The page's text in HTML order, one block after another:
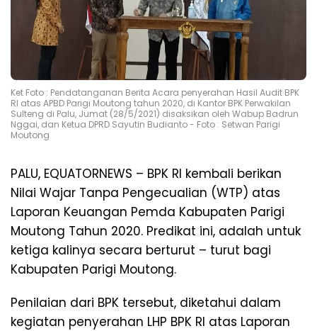
Ket Foto : Pendatanganan Berita Acara penyerahan Hasil Audit BPK
RI atas APBD Parigi Moutong tahun 2020, di Kantor BPK Perwakilan
Sulteng di Palu, Jumat (28/5/2021) disaksikan oleh Wabup Badrun
Nggai, dan Ketua DPRD Sayutin Budianto - Foto : Setwan Parigi
Moutong
PALU, EQUATORNEWS – BPK RI kembali berikan
Nilai Wajar Tanpa Pengecualian (WTP) atas
Laporan Keuangan Pemda Kabupaten Parigi
Moutong Tahun 2020. Predikat ini, adalah untuk
ketiga kalinya secara berturut – turut bagi
Kabupaten Parigi Moutong.
Penilaian dari BPK tersebut, diketahui dalam
kegiatan penyerahan LHP BPK RI atas Laporan